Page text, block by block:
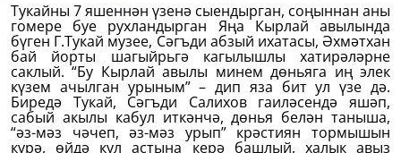
Тукайны 7 яшеннән үзенә сыендырган, соңыннан аны
гомере буе рухландырган Яңа Кырлай авылында
бүген Г.Тукай музее, Сәгъди абзый ихатасы, Әхмәтхан
бай йорты шагыйрьгә кагылышлы хатирәләрне
саклый. “Бу Кырлай авылы минем дөньяга иң элек
күзем ачылган урыным” – дип яза бит ул үзе дә.
Биредә Тукай, Сәгъди Салихов гаиләсендә яшәп,
сабый акылы кабул иткәнчә, дөнья белән таныша,
“әз-мәз чәчеп, әз-мәз урып” крәстиян тормышын
күрә, өйдә кул астына керә башлый, халык авыз